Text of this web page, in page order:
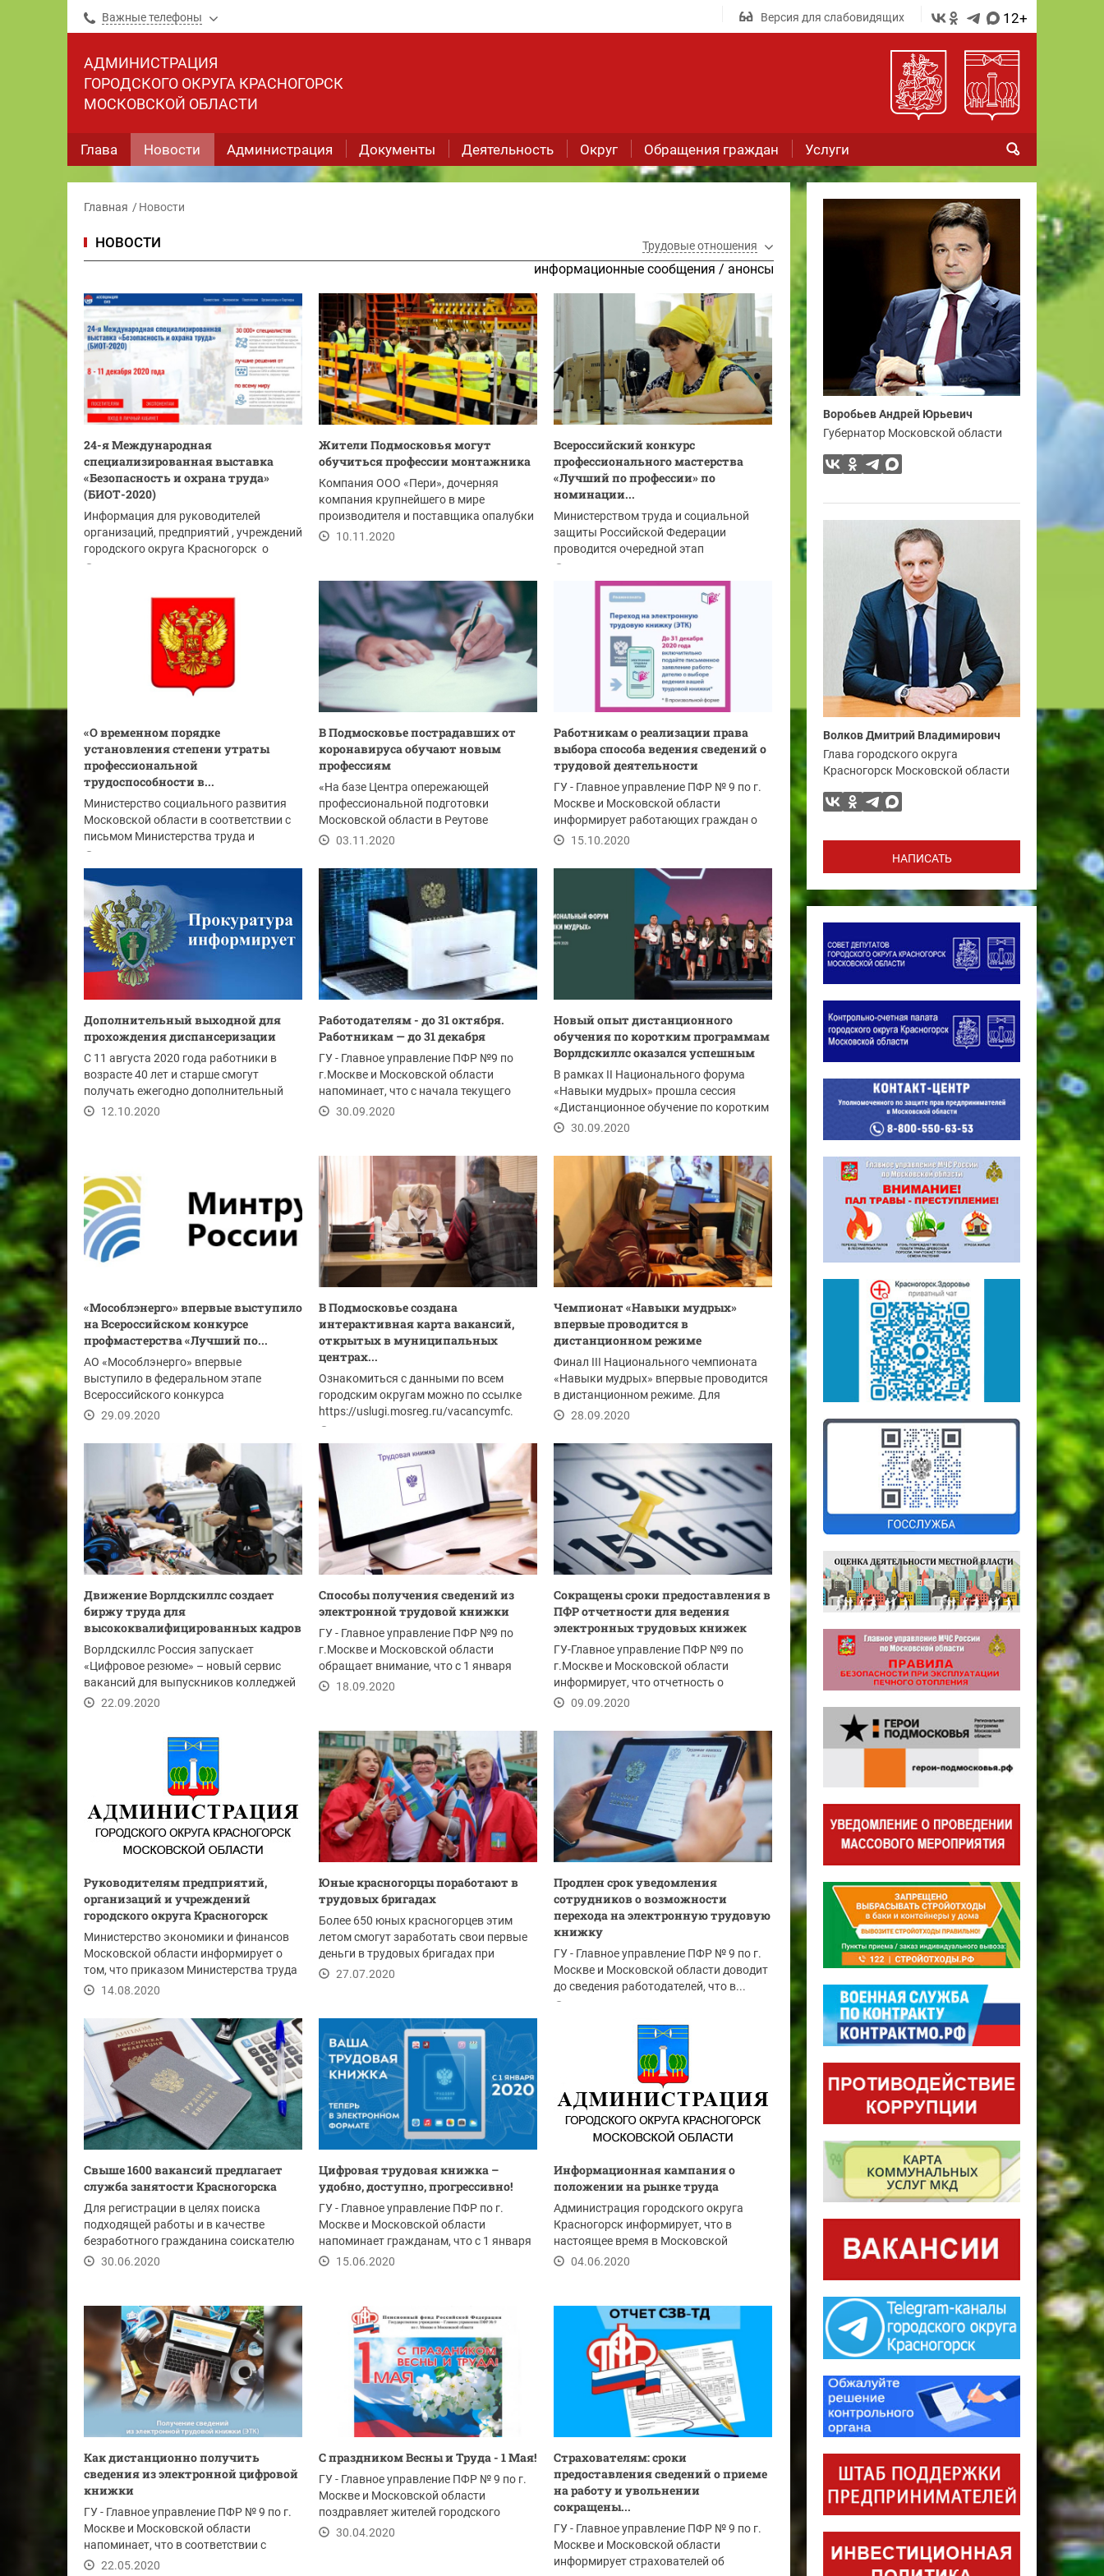
Важные телефоны Версия для слабовидящих 12+
АДМИНИСТРАЦИЯ
ГОРОДСКОГО ОКРУГА КРАСНОГОРСК
МОСКОВСКОЙ ОБЛАСТИ
Глава Новости Администрация Документы Деятельность Округ Обращения граждан Услуги
Главная Новости
НОВОСТИ Трудовые отношения
информационные сообщения / анонсы
24-я Международная
специализированная выставка
«Безопасность и охрана труда»
(БИОТ-2020)
Информация для руководителей
организаций, предприятий , учреждений
городского округа Красногорск о
проведении...
Жители Подмосковья могут
обучиться профессии монтажника
Компания ООО «Пери», дочерняя
компания крупнейшего в мире
производителя и поставщика опалубки
и строительных лесов,...
10.11.2020
Всероссийский конкурс
профессионального мастерства
«Лучший по профессии» по
номинации...
Министерством труда и социальной
защиты Российской Федерации
проводится очередной этап
Всероссийского конкурса...
«О временном порядке
установления степени утраты
профессиональной
трудоспособности в...
Министерство социального развития
Московской области в соответствии с
письмом Министерства труда и
социальной защиты...
В Подмосковье пострадавших от
коронавируса обучают новым
профессиям
«На базе Центра опережающей
профессиональной подготовки
Московской области в Реутове
реализуется федеральная...
03.11.2020
Работникам о реализации права
выбора способа ведения сведений о
трудовой деятельности
ГУ - Главное управление ПФР № 9 по г.
Москве и Московской области
информирует работающих граждан о
возможности...
15.10.2020
Дополнительный выходной для
прохождения диспансеризации
С 11 августа 2020 года работники в
возрасте 40 лет и старше смогут
получать ежегодно дополнительный
выходной для...
12.10.2020
Работодателям - до 31 октября.
Работникам — до 31 декабря
ГУ - Главное управление ПФР №9 по
г.Москве и Московской области
напоминает, что с начала текущего
года работодатели...
30.09.2020
Новый опыт дистанционного
обучения по коротким программам
Ворлдскиллс оказался успешным
В рамках II Национального форума
«Навыки мудрых» прошла сессия
«Дистанционное обучение по коротким
программам...
30.09.2020
«Мособлэнерго» впервые выступило
на Всероссийском конкурсе
профмастерства «Лучший по...
АО «Мособлэнерго» впервые
выступило в федеральном этапе
Всероссийского конкурса
профмастерства «Лучший по
29.09.2020
В Подмосковье создана
интерактивная карта вакансий,
открытых в муниципальных
центрах...
Ознакомиться с данными по всем
городским округам можно по ссылке
https://uslugi.mosreg.ru/vacancymfc.
Чемпионат «Навыки мудрых»
впервые проводится в
дистанционном режиме
Финал III Национального чемпионата
«Навыки мудрых» впервые проводится
в дистанционном режиме. Для
эффективной...
28.09.2020
Движение Ворлдскиллс создает
биржу труда для
высококвалифицированных кадров
Ворлдскиллс Россия запускает
«Цифровое резюме» – новый сервис
вакансий для выпускников колледжей
и работодателей,...
22.09.2020
Способы получения сведений из
электронной трудовой книжки
ГУ - Главное управление ПФР №9 по
г.Москве и Московской области
обращает внимание, что с 1 января
2020 года...
18.09.2020
Сокращены сроки предоставления в
ПФР отчетности для ведения
электронных трудовых книжек
ГУ-Главное управление ПФР №9 по
г.Москве и Московской области
информирует, что отчетность о
кадровых изменениях...
09.09.2020
Руководителям предприятий,
организаций и учреждений
городского округа Красногорск
Министерство экономики и финансов
Московской области информирует о
том, что приказом Министерства труда
и социальной...
14.08.2020
Юные красногорцы поработают в
трудовых бригадах
Более 650 юных красногорцев этим
летом смогут заработать свои первые
деньги в трудовых бригадах при
школах и МУ...
27.07.2020
Продлен срок уведомления
сотрудников о возможности
перехода на электронную трудовую
книжку
ГУ - Главное управление ПФР № 9 по г.
Москве и Московской области доводит
до сведения работодателей, что в...
Свыше 1600 вакансий предлагает
служба занятости Красногорска
Для регистрации в целях поиска
подходящей работы и в качестве
безработного гражданина соискателю
необходимо заполнить...
30.06.2020
Цифровая трудовая книжка –
удобно, доступно, прогрессивно!
ГУ - Главное управление ПФР по г.
Москве и Московской области
напоминает гражданам, что с 1 января
2020 года в России...
15.06.2020
Информационная кампания о
положении на рынке труда
Администрация городского округа
Красногорск информирует, что в
настоящее время в Московской
области проводится...
04.06.2020
Как дистанционно получить
сведения из электронной цифровой
книжки
ГУ - Главное управление ПФР № 9 по г.
Москве и Московской области
напоминает, что в соответствии с
изменениями в...
22.05.2020
С праздником Весны и Труда - 1 Мая!
ГУ - Главное управление ПФР № 9 по г.
Москве и Московской области
поздравляет жителей городского
округа Красногорск...
30.04.2020
Страхователям: сроки
предоставления сведений о приеме
на работу и увольнении
сокращены...
ГУ - Главное управление ПФР № 9 по г.
Москве и Московской области
информирует страхователей об
Воробьев Андрей Юрьевич
Губернатор Московской области
Волков Дмитрий Владимирович
Глава городского округа
Красногорск Московской области
НАПИСАТЬ